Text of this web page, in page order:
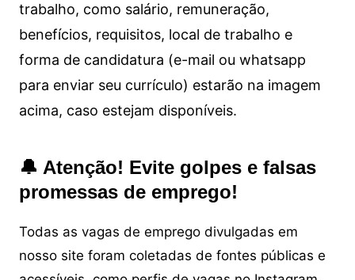
trabalho, como salário, remuneração,
benefícios, requisitos, local de trabalho e
forma de candidatura (e-mail ou whatsapp
para enviar seu currículo) estarão na imagem
acima, caso estejam disponíveis.
🔔 Atenção! Evite golpes e falsas
promessas de emprego!
Todas as vagas de emprego divulgadas em
nosso site foram coletadas de fontes públicas e